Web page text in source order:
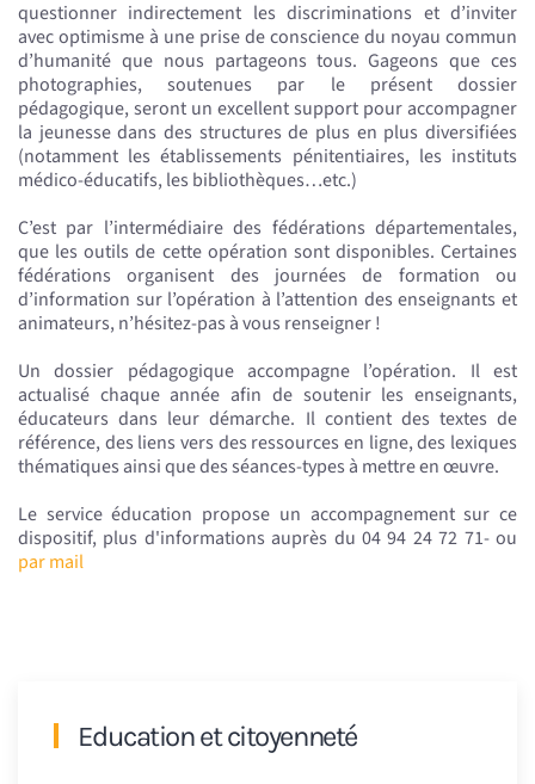
questionner indirectement les discriminations et d’inviter
avec optimisme à une prise de conscience du noyau commun
d’humanité que nous partageons tous. Gageons que ces
photographies, soutenues par le présent dossier
pédagogique, seront un excellent support pour accompagner
la jeunesse dans des structures de plus en plus diversifiées
(notamment les établissements pénitentiaires, les instituts
médico-éducatifs, les bibliothèques…etc.)
C’est par l’intermédiaire des fédérations départementales,
que les outils de cette opération sont disponibles. Certaines
fédérations organisent des journées de formation ou
d’information sur l’opération à l’attention des enseignants et
animateurs, n’hésitez-pas à vous renseigner !
Un dossier pédagogique accompagne l’opération. Il est
actualisé chaque année afin de soutenir les enseignants,
éducateurs dans leur démarche. Il contient des textes de
référence, des liens vers des ressources en ligne, des lexiques
thématiques ainsi que des séances-types à mettre en œuvre.
Le service éducation propose un accompagnement sur ce
dispositif, plus d'informations auprès du 04 94 24 72 71- ou
par mail
Education et citoyenneté